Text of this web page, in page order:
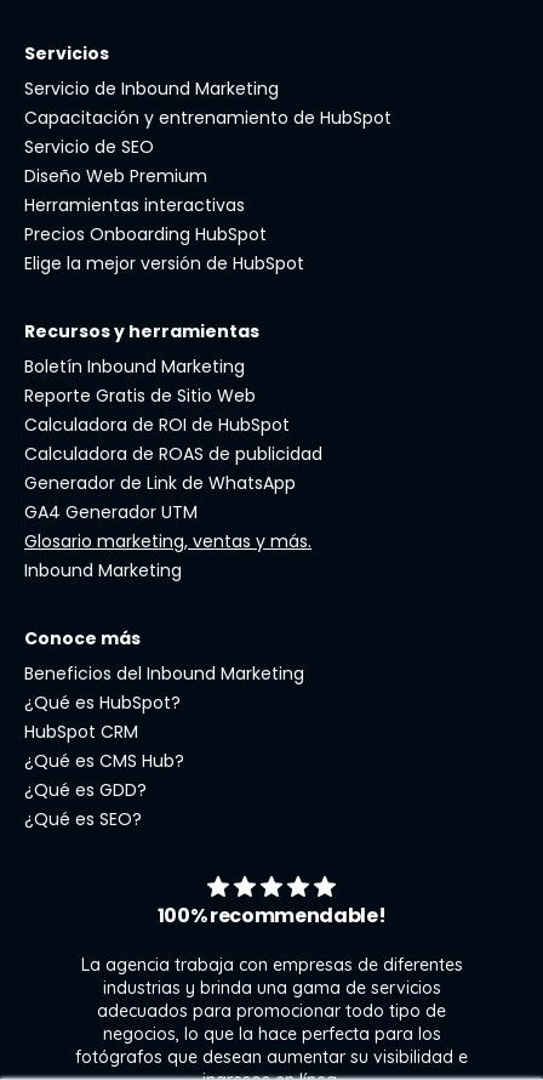
Servicios
Servicio de Inbound Marketing
Capacitación y entrenamiento de HubSpot
Servicio de SEO
Diseño Web Premium
Herramientas interactivas
Precios Onboarding HubSpot
Elige la mejor versión de HubSpot
Recursos y herramientas
Boletín Inbound Marketing
Reporte Gratis de Sitio Web
Calculadora de ROI de HubSpot
Calculadora de ROAS de publicidad
Generador de Link de WhatsApp
GA4 Generador UTM
Glosario marketing, ventas y más.
Inbound Marketing
Conoce más
Beneficios del Inbound Marketing
¿Qué es HubSpot?
HubSpot CRM
¿Qué es CMS Hub?
¿Qué es GDD?
¿Qué es SEO?
100% recommendable!
La agencia trabaja con empresas de diferentes
industrias y brinda una gama de servicios
adecuados para promocionar todo tipo de
negocios, lo que la hace perfecta para los
fotógrafos que desean aumentar su visibilidad e